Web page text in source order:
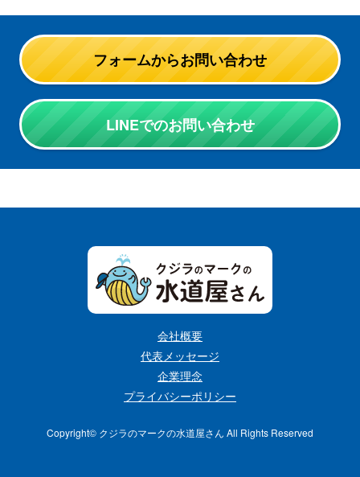
フォームからお問い合わせ
LINEでのお問い合わせ
会社概要
代表メッセージ
企業理念
プライバシーポリシー
Copyright©︎ クジラのマークの水道屋さん All Rights Reserved